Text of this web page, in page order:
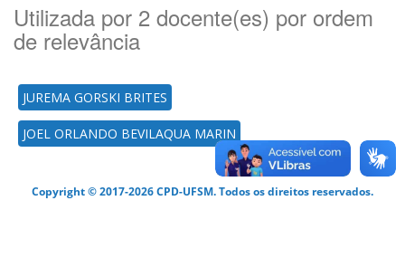
Utilizada por 2 docente(es) por ordem
de relevância
JUREMA GORSKI BRITES
JOEL ORLANDO BEVILAQUA MARIN
Copyright © 2017-2026 CPD-UFSM. Todos os direitos reservados.